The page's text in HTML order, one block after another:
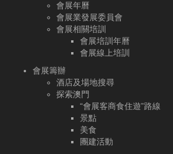
會展年曆
會展業發展委員會
會展相關培訓
會展培訓年曆
會展線上培訓
會展籌辦
酒店及場地搜尋
探索澳門
“會展客商食住遊”路線
景點
美食
團建活動